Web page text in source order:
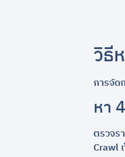
วิธี
การจัด
หา
ตรวจร
Crawl